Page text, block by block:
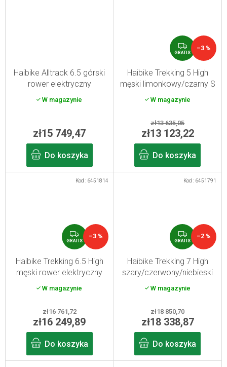
Haibike Alltrack 6.5 górski
rower elektryczny
szary/niebieski L 2026
W magazynie
zł15 749,47
Do koszyka
G
R
A
T
S
GRATIS
–3 %
Haibike Trekking 5 High
męski limonkowy/czarny S
W magazynie
zł13 635,05
zł13 123,22
Do koszyka
G
R
A
T
S
GRATIS
–3 %
Haibike Trekking 6.5 High
męski rower elektryczny
karmelowy/piaskowy S
W magazynie
zł16 761,72
zł16 249,89
Do koszyka
Kod : 6451814
G
R
A
T
I
S
GRATIS
–2 %
Haibike Trekking 7 High
szary/czerwony/niebieski
W magazynie
zł18 850,70
zł18 338,87
Do koszyka
Kod : 6451791